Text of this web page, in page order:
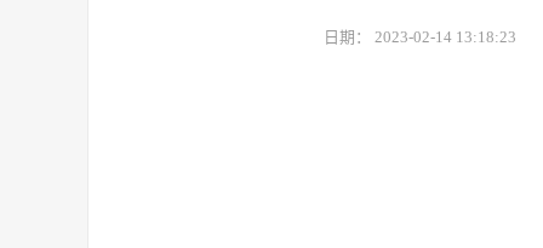
日期： 2023-02-14 13:18:23